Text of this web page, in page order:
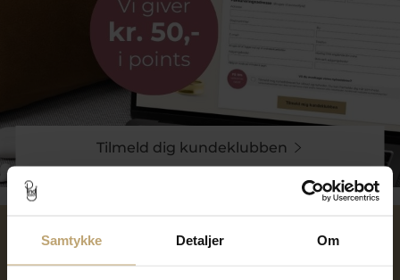
Samtykke Detaljer Om
Tilmeld dig kundeklubben
Over 40 års erfaring